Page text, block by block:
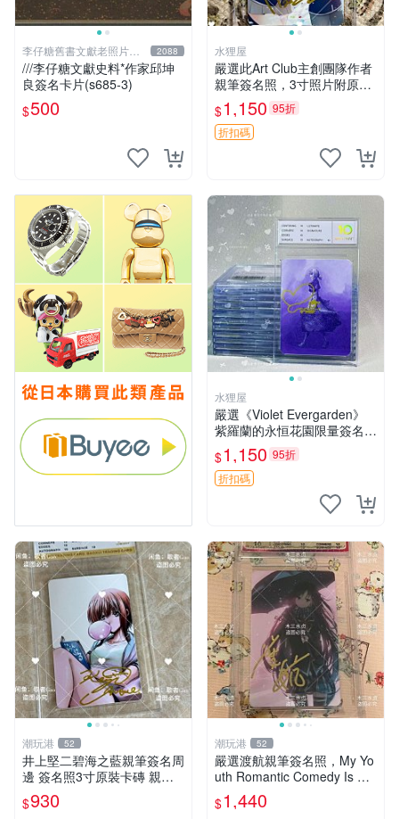
李仔糖舊書文獻老照片名
人收藏館
2088
///李仔糖文獻史料*作家邱坤
良簽名卡片(s685-3)
$500
水狸屋
嚴選此Art Club主創團隊作者
親筆簽名照，3寸照片附原裝
卡磚。收藏級面簽照，適合藝
術愛好者收藏與展示。 3寸
簽名 照片
$1,150 95折
折扣碼
水狸屋
嚴選《Violet Evergarden》
紫羅蘭的永恒花園限量簽名
卡，3寸帶原裝卡磚 日本中古
收藏推薦 薇爾莉特 曜佳奈 筆
記本
$1,150 95折
折扣碼
潮玩港 52
井上堅二碧海之藍親筆簽名周
邊 簽名照3寸原裝卡磚 親
筆、收藏、簽名照
$930
潮玩港 52
嚴選渡航親筆簽名照，My Yo
uth Romantic Comedy Is Wr
ong限量收藏版 青春戀愛物語
原創 漫畫周邊
$1,440